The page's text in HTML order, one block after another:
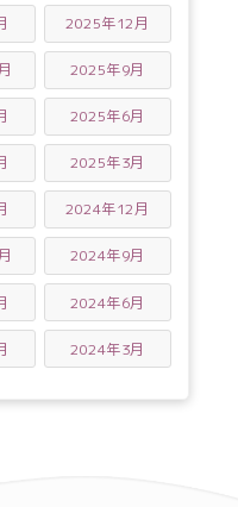
2025年12月
2025年9月
2025年6月
2025年3月
2024年12月
2024年9月
2024年6月
2024年3月